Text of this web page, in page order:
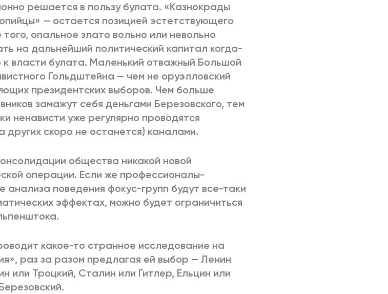
решается в пользу булата. «Казнокрады
— остается позицией эстетствующего
опальное злато вольно или невольно
на дальнейший политический капитал когда-
власти булата. Маленький отважный Большой
Гольдштейна — чем не оруэлловский
президентских выборов. Чем больше
замажут себя деньгами Березовского, тем
ненависти уже регулярно проводятся
других скоро не останется) каналами.
общества никакой новой
операции. Если же профессионалы-
анализа поведения фокус-групп будут все-таки
эффектах, можно будет ограничиться
какое-то странное исследование на
раз за разом предлагая ей выбор — Ленин
или Троцкий, Сталин или Гитлер, Ельцин или